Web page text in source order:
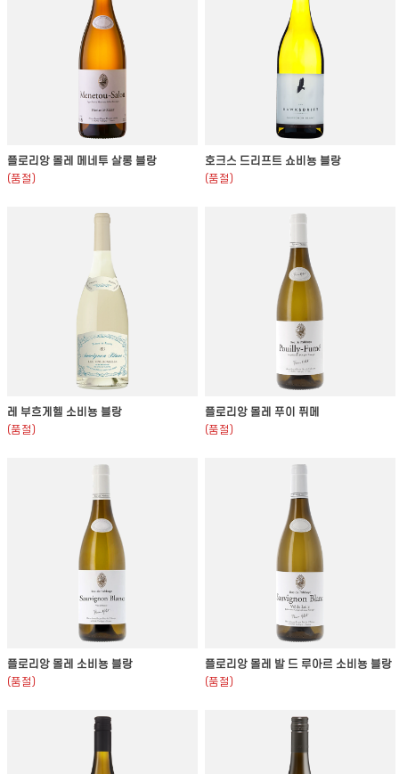
플로리앙 몰레 메네투 살롱 블랑
(품절)
호크스 드리프트 쇼비뇽 블랑
(품절)
레 부흐게헬 소비뇽 블랑
(품절)
플로리앙 몰레 푸이 퓌메
(품절)
플로리앙 몰레 소비뇽 블랑
(품절)
플로리앙 몰레 발 드 루아르 소비뇽 블랑
(품절)